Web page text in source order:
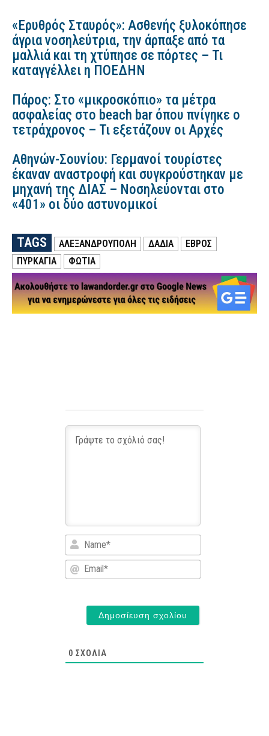
«Ερυθρός Σταυρός»: Ασθενής ξυλοκόπησε
άγρια νοσηλεύτρια, την άρπαξε από τα
μαλλιά και τη χτύπησε σε πόρτες – Τι
καταγγέλλει η ΠΟΕΔΗΝ
Πάρος: Στο «μικροσκόπιο» τα μέτρα
ασφαλείας στο beach bar όπου πνίγηκε ο
τετράχρονος – Τι εξετάζουν οι Αρχές
Αθηνών-Σουνίου: Γερμανοί τουρίστες
έκαναν αναστροφή και συγκρούστηκαν με
μηχανή της ΔΙΑΣ – Νοσηλεύονται στο
«401» οι δύο αστυνομικοί
TAGS ΑΛΕΞΑΝΔΡΟΥΠΟΛΗ ΔΑΔΙΆ
ΕΒΡΟΣ
ΠΥΡΚΑΓΙΑ
ΦΩΤΙΑ
Name*
Email*
0 ΣΧΌΛΙΑ